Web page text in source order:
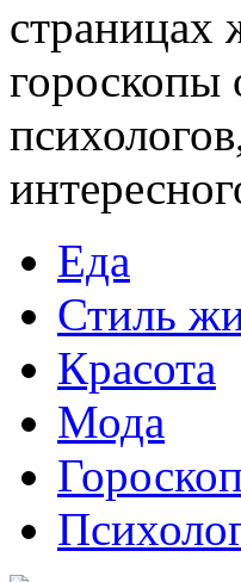
страницах
гороскопы
Еда
Стиль
Красота
Мода
Гороскоп